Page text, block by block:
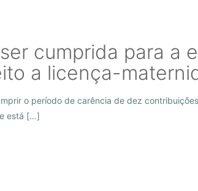
cumprida para a
a licença-
o período de carência de dez
está […]